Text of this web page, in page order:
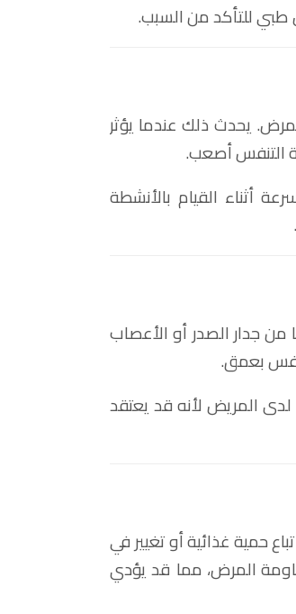
طبي للتأكد من السبب.
يحدث ذلك عندما يؤثر
التنفس أصعب.
أثناء القيام بالأنشطة
جدار الصدر أو الأعصاب
بعمق.
لدى المريض لأنه قد يعتقد
حمية غذائية أو تغيير في
المرض، مما قد يؤدي